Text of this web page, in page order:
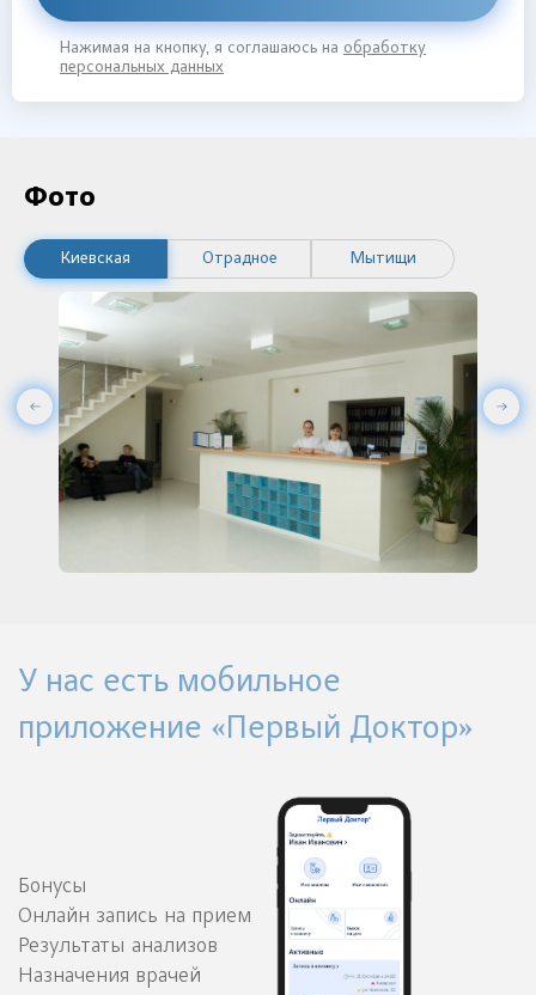
Нажимая на кнопку, я соглашаюсь на обработку
персональных данных
Фото
Киевская Отрадное Мытищи
У нас есть мобильное
приложение «Первый Доктор»
Бонусы
Онлайн запись на прием
Результаты анализов
Назначения врачей